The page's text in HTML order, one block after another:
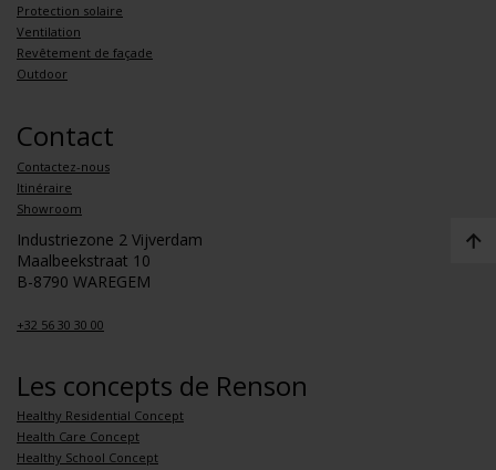
Protection solaire
Ventilation
Revêtement de façade
Outdoor
Contact
Contactez-nous
Itinéraire
Showroom
Industriezone 2 Vijverdam
Maalbeekstraat 10
B-8790 WAREGEM
+32 56 30 30 00
Les concepts de Renson
Healthy Residential Concept
Health Care Concept
Healthy School Concept